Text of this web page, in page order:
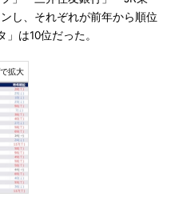
し、それぞれが前年から順位
は10位だった。